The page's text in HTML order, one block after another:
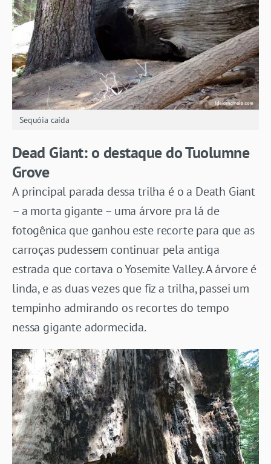
Sequóia caída
Dead Giant: o destaque do Tuolumne
Grove
A principal parada dessa trilha é o a Death Giant
– a morta gigante – uma árvore pra lá de
fotogênica que ganhou este recorte para que as
carroças pudessem continuar pela antiga
estrada que cortava o Yosemite Valley. A árvore é
linda, e as duas vezes que fiz a trilha, passei um
tempinho admirando os recortes do tempo
nessa gigante adormecida.